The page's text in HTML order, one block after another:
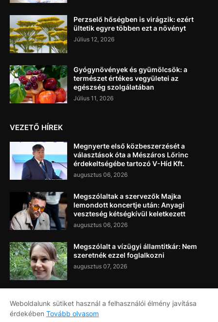
Perzselő hőségben is virágzik: ezért
ültetik egyre többen ezt a növényt
Július 12, 2026
Gyógynövények és gyümölcsök: a
természet értékes vegyületei az
egészség szolgálatában
Július 11, 2026
VEZETŐ HÍREK
Megnyerte első közbeszerzését a
választások óta a Mészáros Lőrinc
érdekeltségébe tartozó V-Híd Kft.
augusztus 06, 2026
Megszólaltak a szervezők Majka
lemondott koncertje után: Anyagi
veszteség kétségkívül keletkezett
augusztus 06, 2026
Megszólalt a vízügyi államtitkár: Nem
szeretnék ezzel foglalkozni
augusztus 07, 2026
Címlap Rólunk
Weboldalunk sütiket használ a felhasználói élmény javítása
érdekében Tovább olvasom